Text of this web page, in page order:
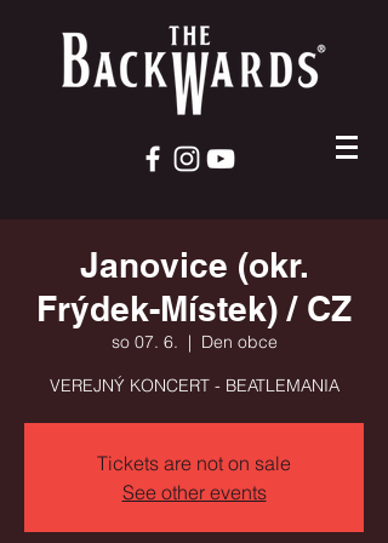
Janovice (okr.
Frýdek-Místek) / CZ
so 07. 6.
  |
Den obce
VEREJNÝ KONCERT - BEATLEMANIA
Tickets are not on sale
See other events